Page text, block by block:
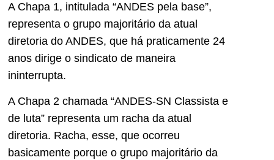
A Chapa 1, intitulada “ANDES pela base”,
representa o grupo majoritário da atual
diretoria do ANDES, que há praticamente 24
anos dirige o sindicato de maneira
ininterrupta.
A Chapa 2 chamada “ANDES-SN Classista e
de luta” representa um racha da atual
diretoria. Racha, esse, que ocorreu
basicamente porque o grupo majoritário da